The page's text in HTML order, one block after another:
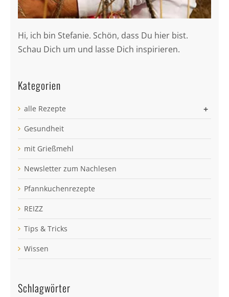
Hi, ich bin Stefanie. Schön, dass Du hier bist.
Schau Dich um und lasse Dich inspirieren.
Kategorien
alle Rezepte +
Gesundheit
mit Grießmehl
Newsletter zum Nachlesen
Pfannkuchenrezepte
REIZZ
Tips & Tricks
Wissen
Schlagwörter